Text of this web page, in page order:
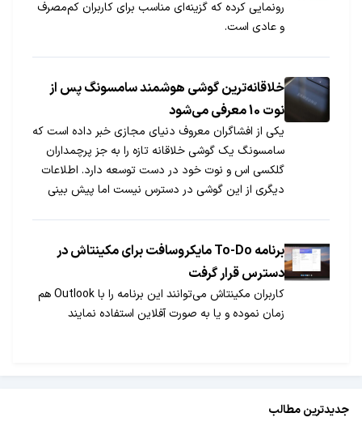
رونمایی کرده که گزینه‌ای مناسب برای کاربران کم‌مصرف
و عادی است.
خلاقانه‌ترین گوشی هوشمند سامسونگ پس از
نوت 10 معرفی می‌شود
یکی از افشاگران معروف دنیای مجازی خبر داده است که
سامسونگ یک گوشی خلاقانه تازه را به جز پرچمداران
گلکسی اس و نوت خود در دست توسعه دارد. اطلاعات
دیگری از این گوشی در دسترس نیست اما پیش بینی
برنامه To-Do مایکروسافت برای مکینتاش در
دسترس قرار گرفت
کاربران مکینتاش می‌توانند این برنامه را با Outlook هم
زمان نموده و یا به صورت آفلاین استفاده نمایند
جدیدترین مطالب